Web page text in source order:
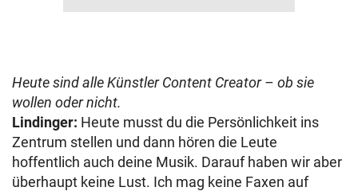
Heute sind alle Künstler Content Creator – ob sie
wollen oder nicht.
Lindinger: Heute musst du die Persönlichkeit ins
Zentrum stellen und dann hören die Leute
hoffentlich auch deine Musik. Darauf haben wir aber
überhaupt keine Lust. Ich mag keine Faxen auf